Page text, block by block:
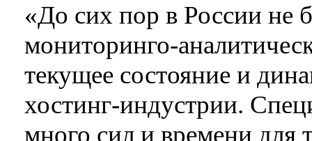
«До сих пор в России не
мониторинго-
текущее состояние и
хостинг-индустрии.
много сил и времени для